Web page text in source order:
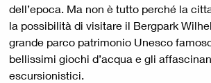
dell’epoca. Ma non è tutto perché la
la possibilità di visitare il Bergpark
grande parco patrimonio Unesco
bellissimi giochi d’acqua e gli
escursionistici.